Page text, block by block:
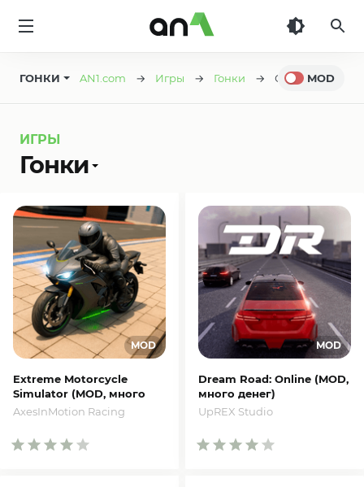
ГОНКИ MOD
AN1.com → Игры → Гонки → Страница 3
ИГРЫ
Гонки
Extreme Motorcycle
Simulator (MOD, много
денег)
AxesInMotion Racing
Dream Road: Online (MOD,
много денег)
UpREX Studio